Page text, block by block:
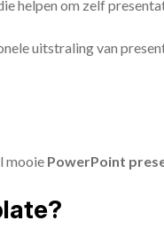
helpen om zelf
uitstraling van
mooie PowerPoint